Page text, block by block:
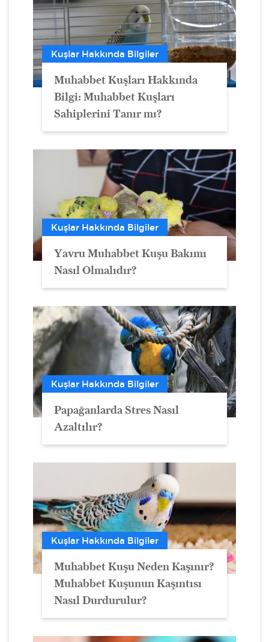
Kuşlar Hakkında Bilgiler
Muhabbet Kuşları Hakkında
Bilgi: Muhabbet Kuşları
Sahiplerini Tanır mı?
Kuşlar Hakkında Bilgiler
Yavru Muhabbet Kuşu Bakımı
Nasıl Olmalıdır?
Kuşlar Hakkında Bilgiler
Papağanlarda Stres Nasıl
Azaltılır?
Kuşlar Hakkında Bilgiler
Muhabbet Kuşu Neden Kaşınır?
Muhabbet Kuşunun Kaşıntısı
Nasıl Durdurulur?